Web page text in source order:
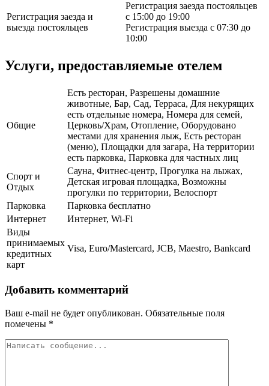
Регистрация заезда и
выезда постояльцев
Регистрация заезда постояльцев
с 15:00 до 19:00
Регистрация выезда с 07:30 до
10:00
Услуги, предоставляемые отелем
Общие
Есть ресторан, Разрешены домашние
животные, Бар, Сад, Терраса, Для некурящих
есть отдельные номера, Номера для семей,
Церковь/Храм, Отопление, Оборудовано
местами для хранения лыж, Есть ресторан
(меню), Площадки для загара, На территории
есть парковка, Парковка для частных лиц
Спорт и
Отдых
Сауна, Фитнес-центр, Прогулка на лыжах,
Детская игровая площадка, Возможны
прогулки по территории, Велоспорт
Парковка
Парковка бесплатно
Интернет
Интернет, Wi-Fi
Виды
принимаемых
кредитных
карт
Visa, Euro/Mastercard, JCB, Maestro, Bankcard
Добавить комментарий
Ваш e-mail не будет опубликован. Обязательные поля
помечены *